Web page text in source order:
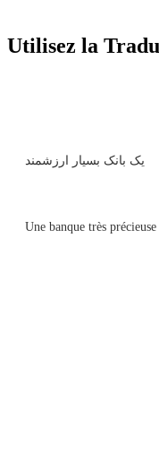
Utilisez la
یک بانک بسیار ارزشمند
Une banque très précieuse